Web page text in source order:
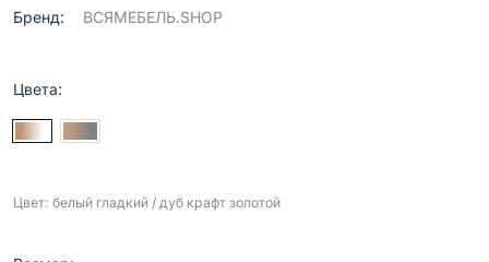
Бренд: ВСЯМЕБЕЛЬ.SHOP
Цвета:
Цвет: белый гладкий / дуб крафт золотой